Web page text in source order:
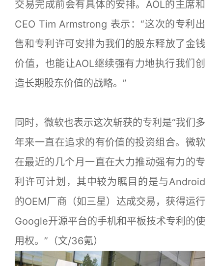
交易完成前会有具体的安排。AOL的主席和
CEO Tim Armstrong 表示：“这次的专利出
售和专利许可安排为我们的股东释放了金钱
价值，也能让AOL继续强有力地执行我们创
造长期股东价值的战略。”
同时，微软也表示这次斩获的专利是“我们多
年来一直在追求的有价值的投资组合。微软
在最近的几个月一直在大力推动强有力的专
利许可计划，其中较为瞩目的是与Android
的OEM厂商（如三星）达成交易，获得运行
Google开源平台的手机和平板技术专利的使
用权。”（文/36氪）